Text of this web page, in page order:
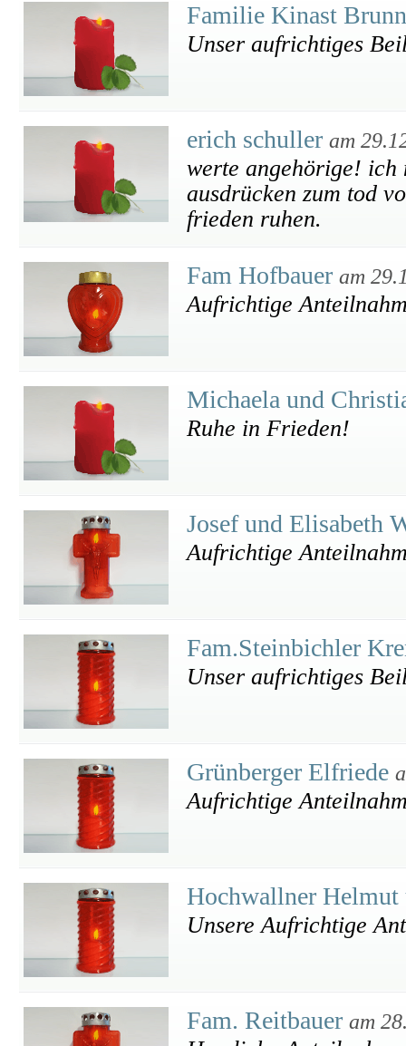
Familie Kinast
Unser aufrichtiges
erich schuller am
werte angehörige! ich
ausdrücken zum tod
frieden ruhen.
Fam Hofbauer am
Aufrichtige
Michaela und
Ruhe in Frieden!
Josef und Elisabeth
Aufrichtige
Fam.Steinbichler
Unser aufrichtiges
Grünberger Elfriede
Aufrichtige
Hochwallner
Unsere Aufrichtige
Fam. Reitbauer am